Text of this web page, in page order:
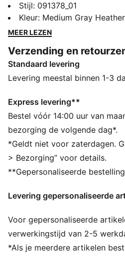
veelzijdige sporttas. Met
verstelbare gewatteerde
duurzaam bodempaneel is hij
kenmerkende stijl.
ALLE INS EN OUTS
Gemaakt van minstens 50%
Hoofdvak met tweewegrits
Een zijvak met rits
Een plat ritsvak aan de zijkant
Eén zijvak van mesh
Afmetingen: B: 51 cm / d: 25
Inhoud: 35 l
PUMA-merkdetails
Stijl: 091378_01
Kleur: Medium Gray Heather
MEER LEZEN
Verzending en
Standaard levering
Levering meestal binnen 1-3
Express levering**
Bestel vóór 14:00 uur van
bezorging de volgende dag*.
*Geldt niet voor zaterdagen.
> Bezorging” voor details.
**Gepersonaliseerde
Levering gepersonaliseerde
Voor gepersonaliseerde
verwerkingstijd van 2-5
*Als je meerdere artikelen